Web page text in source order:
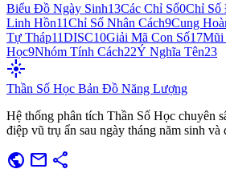
Biểu Đồ Ngày Sinh13Các Chỉ Số0Chỉ
Linh Hồn11Chỉ Số Nhân Cách9Cung
Tự Tháp11DISC10Giải Mã Con Số17Mũi
Học9Nhóm Tính Cách22Ý Nghĩa Tên23
flare
Thần Số Học Bản Đồ Năng Lượng
Hệ thống phân tích Thần Số Học chuyên
điệp vũ trụ ẩn sau ngày tháng năm sinh và
public mail share